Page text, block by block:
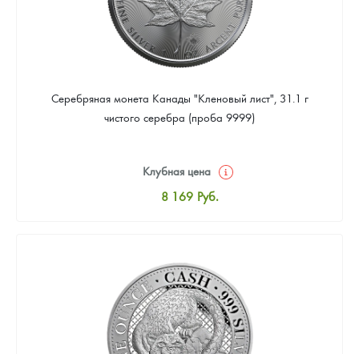
Серебряная монета Канады "Кленовый лист", 31.1 г
чистого серебра (проба 9999)
Клубная цена
8 169 Руб.
Цена выкупа
Звоните